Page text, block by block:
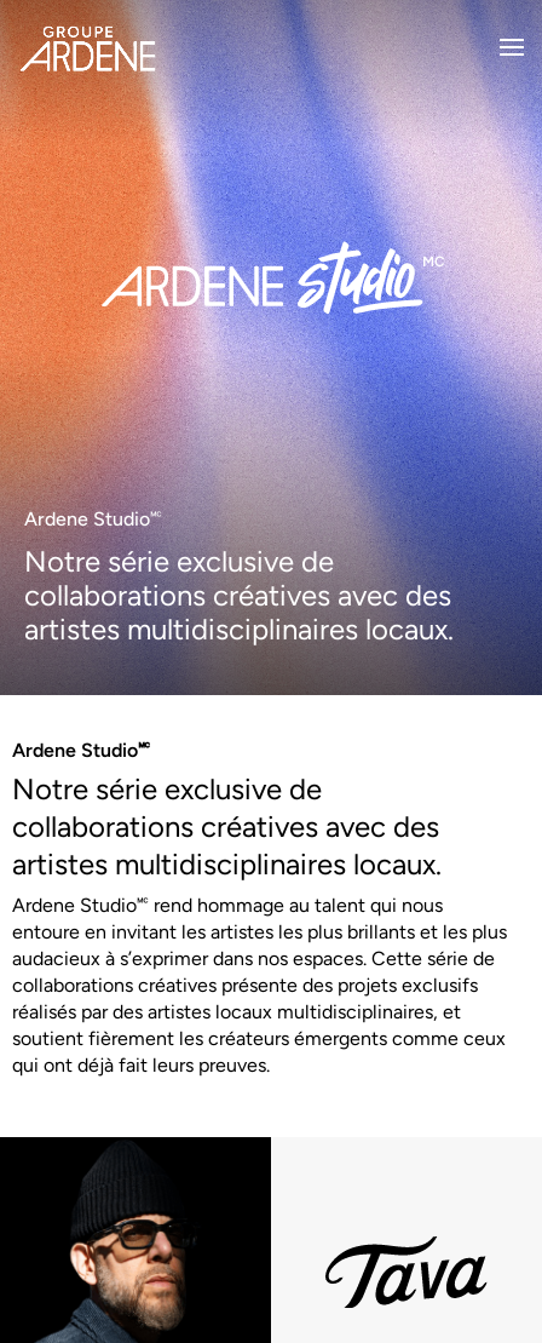
Ardene Studio🅪
Notre série exclusive de
collaborations créatives avec des
artistes multidisciplinaires locaux.
Ardene Studio🅪
Notre série exclusive de
collaborations créatives avec des
artistes multidisciplinaires locaux.
Ardene Studio🅪 rend hommage au talent qui nous
entoure en invitant les artistes les plus brillants et les plus
audacieux à s’exprimer dans nos espaces. Cette série de
collaborations créatives présente des projets exclusifs
réalisés par des artistes locaux multidisciplinaires, et
soutient fièrement les créateurs émergents comme ceux
qui ont déjà fait leurs preuves.